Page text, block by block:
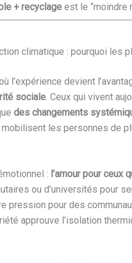
+ recyclage est le
climatique : pourquoi les
l’expérience devient
sociale . Ceux qui vivent
des changements
les personnes de
: l’amour pour ceux
ou d’universités pour
pression pour des
approuve l’isolation